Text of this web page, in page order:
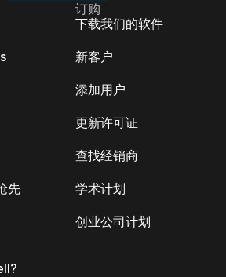
先
订购
下载我们的软件
新客户
添加用户
更新许可证
查找经销商
学术计划
创业公司计划